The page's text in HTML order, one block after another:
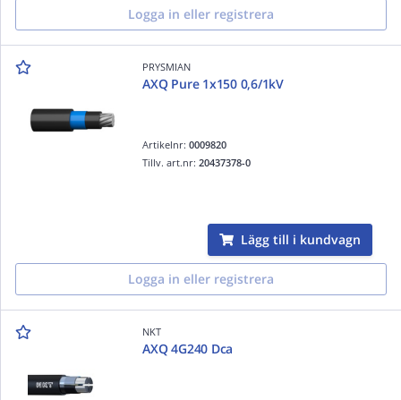
Logga in eller registrera
PRYSMIAN
AXQ Pure 1x150 0,6/1kV
Artikelnr:0009820
Tillv. art.nr:20437378-0
Lägg till i kundvagn
Logga in eller registrera
NKT
AXQ 4G240 Dca